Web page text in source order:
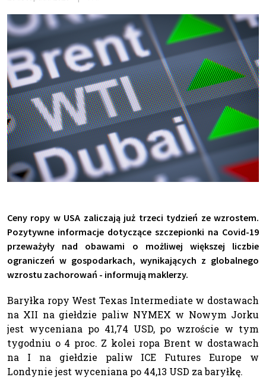
Ceny ropy w USA zaliczają już trzeci tydzień ze wzrostem.
Pozytywne informacje dotyczące szczepionki na Covid-19
przeważyły nad obawami o możliwej większej liczbie
ograniczeń w gospodarkach, wynikających z globalnego
wzrostu zachorowań - informują maklerzy.
Baryłka ropy West Texas Intermediate w dostawach
na XII na giełdzie paliw NYMEX w Nowym Jorku
jest wyceniana po 41,74 USD, po wzroście w tym
tygodniu o 4 proc. Z kolei ropa Brent w dostawach
na I na giełdzie paliw ICE Futures Europe w
Londynie jest wyceniana po 44,13 USD za baryłkę.